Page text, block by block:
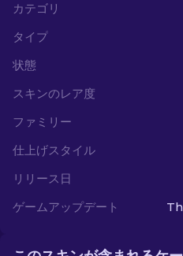
カテゴリ
タイプ
状態
スキンのレア度
ファミリー
仕上げスタイル
リリース日
ゲームアップデート